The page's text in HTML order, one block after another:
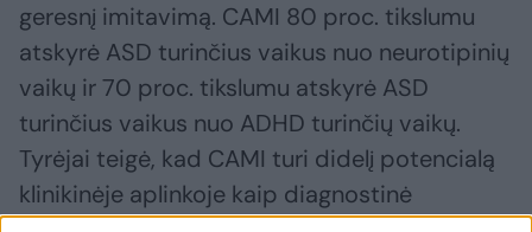
geresnį imitavimą. CAMI 80 proc. tikslumu
atskyrė ASD turinčius vaikus nuo neurotipinių
vaikų ir 70 proc. tikslumu atskyrė ASD
turinčius vaikus nuo ADHD turinčių vaikų.
Tyrėjai teigė, kad CAMI turi didelį potencialą
klinikinėje aplinkoje kaip diagnostinė